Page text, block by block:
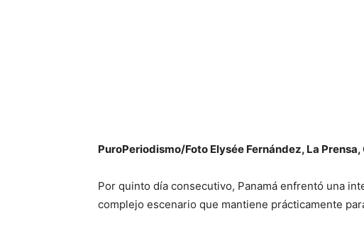
PuroPeriodismo/Foto Elysée Fernández, La
Por quinto día consecutivo, Panamá enfrentó una
complejo escenario que mantiene prácticamente